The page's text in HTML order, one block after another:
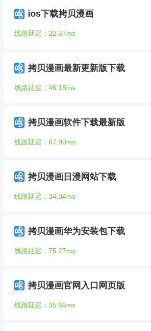
ios下载拷贝漫画
线路延迟：32.57ms
拷贝漫画最新更新版下载
线路延迟：46.15ms
拷贝漫画软件下载最新版
线路延迟：67.90ms
拷贝漫画日漫网站下载
线路延迟：34.34ms
拷贝漫画华为安装包下载
线路延迟：75.27ms
拷贝漫画官网入口网页版
线路延迟：35.66ms